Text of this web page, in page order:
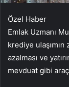
Özel Haber
Emlak Uzmanı
krediye
azalması ve
mevduat gibi